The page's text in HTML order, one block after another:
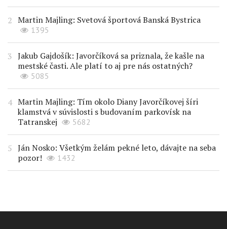
Martin Majling: Svetová športová Banská Bystrica
1395
Jakub Gajdošík: Javorčíková sa priznala, že kašle na
mestské časti. Ale platí to aj pre nás ostatných?
5085
Martin Majling: Tím okolo Diany Javorčíkovej šíri
klamstvá v súvislosti s budovaním parkovísk na
Tatranskej
5682
Ján Nosko: Všetkým želám pekné leto, dávajte na seba
pozor!
1432